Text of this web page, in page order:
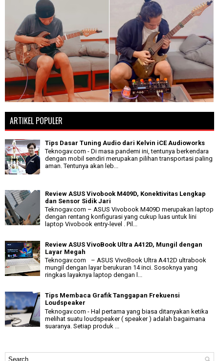
ARTIKEL POPULER
Tips Dasar Tuning Audio dari Kelvin iCE Audioworks
Teknogav.com - Di masa pandemi ini, tentunya berkendara
dengan mobil sendiri merupakan pilihan transportasi paling
aman. Tentunya akan leb...
Review ASUS Vivobook M409D, Konektivitas Lengkap
dan Sensor Sidik Jari
Teknogav.com – ASUS Vivobook M409D merupakan laptop
dengan rentang konfigurasi yang cukup luas untuk lini
laptop Vivobook entry-level . Pil...
Review ASUS VivoBook Ultra A412D, Mungil dengan
Layar Megah
Teknogav.com – ASUS VivoBook Ultra A412D ultrabook
mungil dengan layar berukuran 14 inci. Sosoknya yang
ringkas layaknya laptop dengan l...
Tips Membaca Grafik Tanggapan Frekuensi
Loudspeaker
Teknogav.com - Hal pertama yang biasa ditanyakan ketika
melihat suatu loudspeaker ( speaker ) adalah bagaimana
suaranya. Setiap produk ...